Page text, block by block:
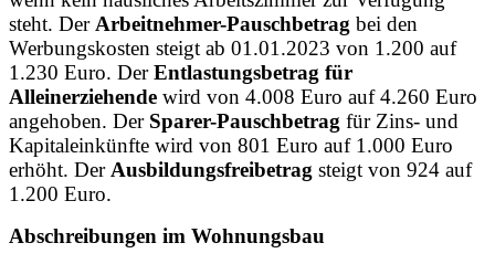
steht. Der Arbeitnehmer-Pauschbetrag bei den
Werbungskosten steigt ab 01.01.2023 von 1.200 auf
1.230 Euro. DerEntlastungsbetrag für
Alleinerziehende wird von 4.008 Euro auf 4.260 Euro
angehoben. Der Sparer-Pauschbetrag für Zins- und
Kapitaleinkünfte wird von 801 Euro auf 1.000 Euro
erhöht. Der Ausbildungsfreibetrag steigt von 924 auf
1.200 Euro.
Abschreibungen im Wohnungsbau